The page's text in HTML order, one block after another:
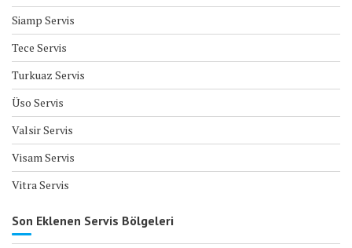
Siamp Servis
Tece Servis
Turkuaz Servis
Üso Servis
Valsir Servis
Visam Servis
Vitra Servis
Son Eklenen Servis Bölgeleri